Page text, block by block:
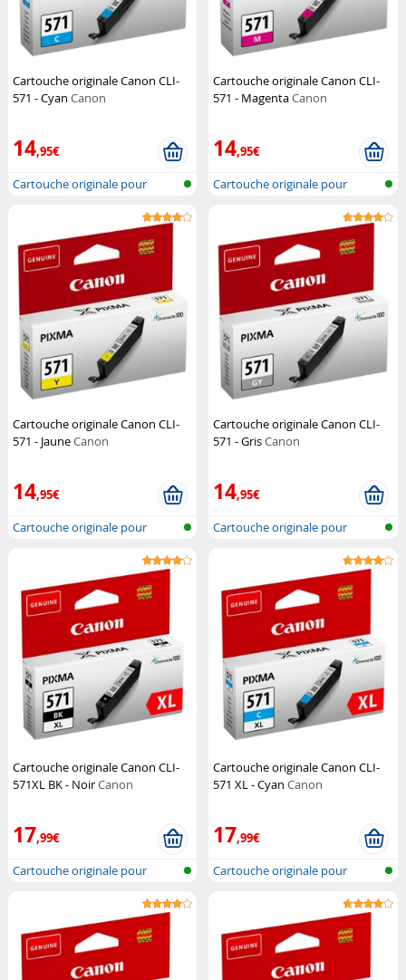
Cartouche originale Canon CLI-
571 - Cyan Canon
14,95€
Cartouche originale pour
Cartouche originale Canon CLI-
571 - MagentaCanon
14,95€
Cartouche originale pour
Cartouche originale Canon CLI-
571 - JauneCanon
14,95€
Cartouche originale pour
Cartouche originale Canon CLI-
571 - GrisCanon
14,95€
Cartouche originale pour
Cartouche originale Canon CLI-
571XL BK - NoirCanon
17,99€
Cartouche originale pour
Cartouche originale Canon CLI-
571 XL - CyanCanon
17,99€
Cartouche originale pour